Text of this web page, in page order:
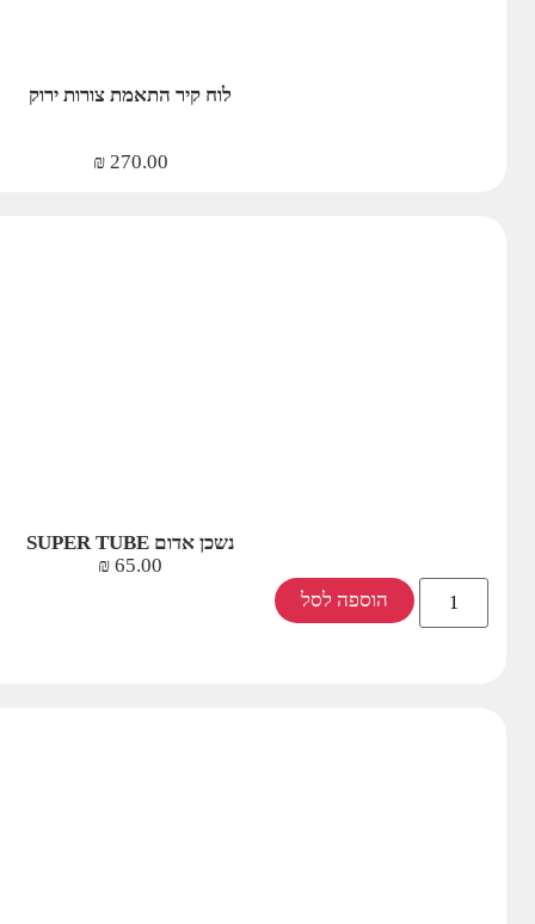
לוח קיר התאמת צורות ירוק
270.00
₪
נשכן אדום SUPER TUBE
65.00
₪
הוספה לסל